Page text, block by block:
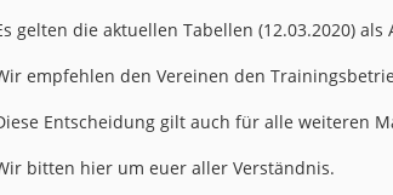
gelten die aktuellen Tabellen (12.03.2020)
empfehlen den Vereinen den
Entscheidung gilt auch für alle weiteren
bitten hier um euer aller Verständnis.